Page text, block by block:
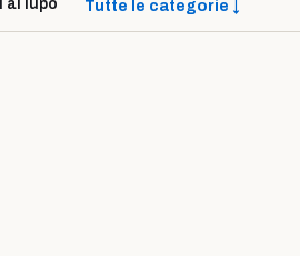
al lupo Tutte le categorie ↓